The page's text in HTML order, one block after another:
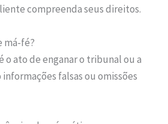
compreenda seus direitos.
má-fé?
o ato de enganar o tribunal ou a
falsas ou omissões